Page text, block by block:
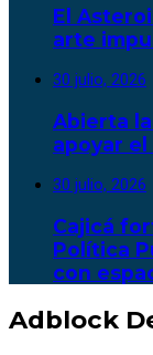
El
arte
30 julio, 2026
Abierta
apoyar
30 julio, 2026
Cajicá
Política
con
Adblock